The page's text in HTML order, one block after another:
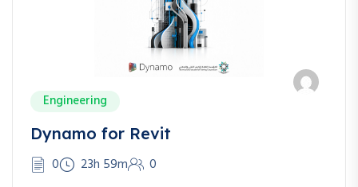
Engineering
Dynamo for Revit
0 23h 59m 0